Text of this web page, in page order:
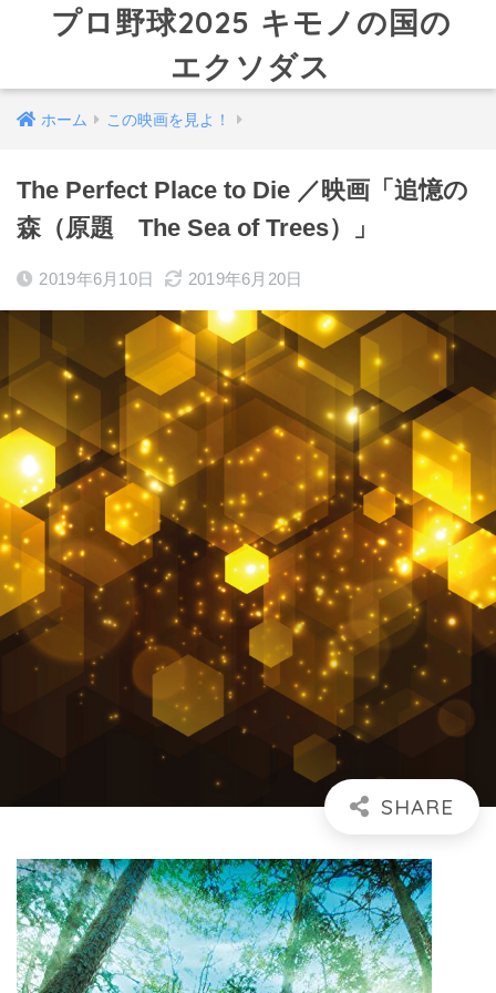
プロ野球2025 キモノの国の
エクソダス
ホーム この映画を見よ！
The Perfect Place to Die ／映画「追憶の
森（原題 The Sea of Trees）」
2019年6月10日 2019年6月20日